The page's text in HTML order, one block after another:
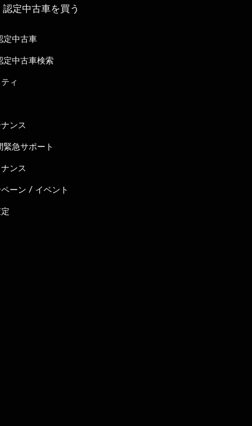
定中古車を買う
定中古車
中古車検索
ィ
ンス
緊急サポート
ンス
ーン / イベント